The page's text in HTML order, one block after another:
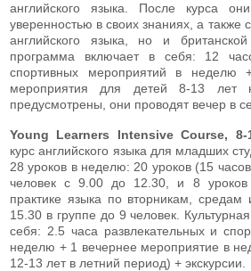
английского языка. После курса
уверенностью в своих знаниях, а также
английского языка, но и британской
программа включает в себя: 12
спортивных мероприятий в неделю
мероприятия для детей 8-13 лет
предусмотрены, они проводят вечер в
Young Learners Intensive Course, 8-
курс английского языка для младших
28 уроков в неделю: 20 уроков (15
человек с 9.00 до 12.30, и 8
практике языка по вторникам,
15.30 в группе до 9 человек.
себя: 2.5 часа развлекательных и
неделю + 1 вечернее мероприятие в
12-13 лет в летний период) + экскурсии.